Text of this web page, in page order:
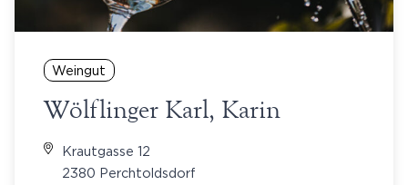
Weingut
Wölflinger Karl, Karin
Krautgasse 12
2380 Perchtoldsdorf